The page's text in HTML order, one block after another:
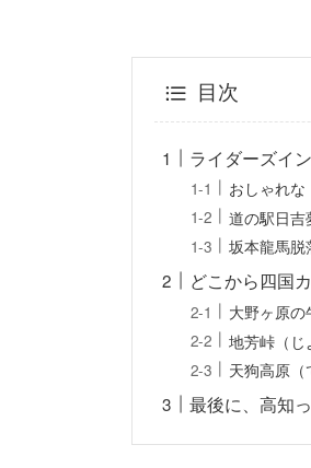
目次
ライダーズイ
おしゃれな
道の駅日
坂本龍馬脱
どこから四国
大野ヶ原の
地芳峠（じ
天狗高原（
最後に、高知